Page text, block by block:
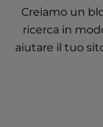
Creiamo un
ricerca in
aiutare il tuo